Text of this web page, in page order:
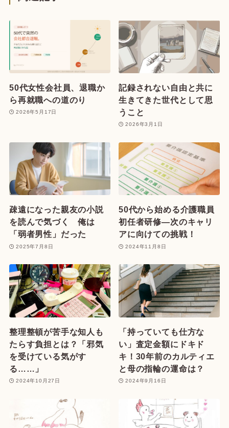
50代女性会社員、退職か
ら再就職への道のり
2026年5月17日
記録されない自由と共に
生きてきた世代として思
うこと
2026年3月1日
疎遠になった親友の小説
を読んで気づく 俺は
「弱者男性」だった
2025年7月8日
50代から始める介護職員
初任者研修—次のキャリ
アに向けての挑戦！
2024年11月8日
整理整頓が苦手な知人も
たらす負担とは？「邪気
を受けている気がす
る……」
2024年10月27日
「持っていても仕方な
い」査定金額にドキド
キ！30年前のカルティエ
と母の指輪の運命は？
2024年9月16日